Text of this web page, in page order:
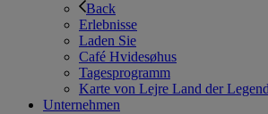
Back
Erlebnisse
Laden Sie
Café Hvidesøhus
Tagesprogramm
Karte von Lejre Land der
Unternehmen